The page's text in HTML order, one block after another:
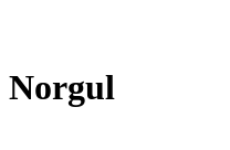
Norgul